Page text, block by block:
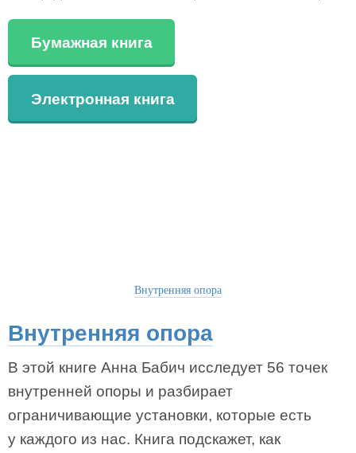
Бумажная книга
Электронная книга
Внутренняя опора
Внутренняя опора
В этой книге Анна Бабич исследует 56 точек
внутренней опоры и разбирает
ограничивающие установки, которые есть
у каждого из нас. Книга подскажет, как